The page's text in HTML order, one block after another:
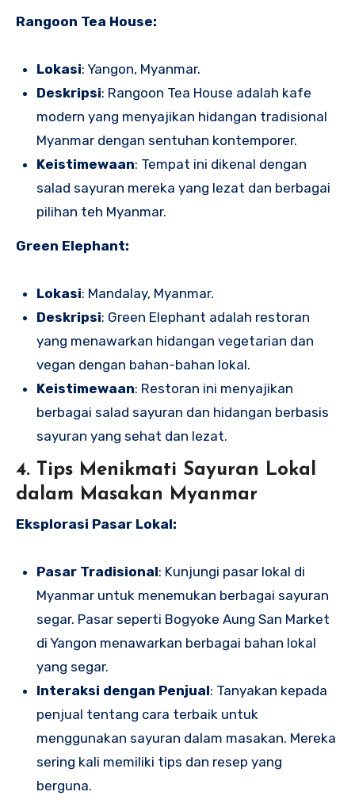
Rangoon Tea House:
Lokasi: Yangon, Myanmar.
Deskripsi: Rangoon Tea House adalah kafe
modern yang menyajikan hidangan tradisional
Myanmar dengan sentuhan kontemporer.
Keistimewaan: Tempat ini dikenal dengan
salad sayuran mereka yang lezat dan berbagai
pilihan teh Myanmar.
Green Elephant:
Lokasi: Mandalay, Myanmar.
Deskripsi: Green Elephant adalah restoran
yang menawarkan hidangan vegetarian dan
vegan dengan bahan-bahan lokal.
Keistimewaan: Restoran ini menyajikan
berbagai salad sayuran dan hidangan berbasis
sayuran yang sehat dan lezat.
4. Tips Menikmati Sayuran Lokal
dalam Masakan Myanmar
Eksplorasi Pasar Lokal:
Pasar Tradisional: Kunjungi pasar lokal di
Myanmar untuk menemukan berbagai sayuran
segar. Pasar seperti Bogyoke Aung San Market
di Yangon menawarkan berbagai bahan lokal
yang segar.
Interaksi dengan Penjual: Tanyakan kepada
penjual tentang cara terbaik untuk
menggunakan sayuran dalam masakan. Mereka
sering kali memiliki tips dan resep yang
berguna.